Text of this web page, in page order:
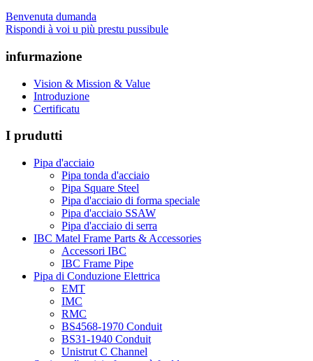
Benvenuta dumanda
Rispondi à voi u più prestu pussibule
infurmazione
Vision & Mission & Value
Introduzione
Certificatu
I prudutti
Pipa d'acciaio
Pipa tonda d'acciaio
Pipa Square Steel
Pipa d'acciaio di forma speciale
Pipa d'acciaio SSAW
Pipa d'acciaio di serra
IBC Matel Frame Parts & Accessories
Accessori IBC
IBC Frame Pipe
Pipa di Conduzione Elettrica
EMT
IMC
RMC
BS4568-1970 Conduit
BS31-1940 Conduit
Unistrut C Channel